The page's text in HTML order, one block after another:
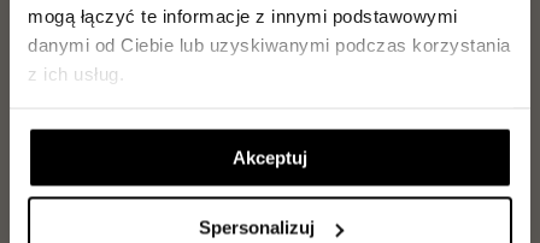
mogą łączyć te informacje z innymi podstawowymi
danymi od Ciebie lub uzyskiwanymi podczas korzystania
z ich usług.
Akceptuj
Spersonalizuj
Tel. 500 300 056
m.olszewski@pres.com.pl
j.kilanowski@pres.com.pl